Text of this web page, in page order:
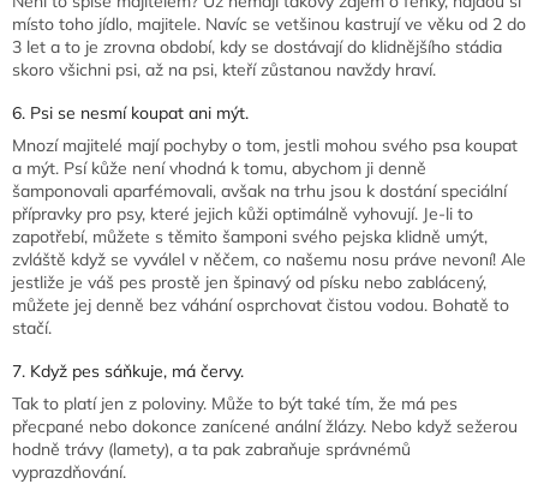
místo toho jídlo, majitele. Navíc se vetšinou kastrují ve věku od 2 do
3 let a to je zrovna období, kdy se dostávají do klidnějšího stádia
skoro všichni psi, až na psi, kteří zůstanou navždy hraví.
6. Psi se nesmí koupat ani mýt.
Mnozí majitelé mají pochyby o tom, jestli mohou svého psa koupat
a mýt. Psí kůže není vhodná k tomu, abychom ji denně
šamponovali aparfémovali, avšak na trhu jsou k dostání speciální
přípravky pro psy, které jejich kůži optimálně vyhovují. Je-li to
zapotřebí, můžete s těmito šamponi svého pejska klidně umýt,
zvláště když se vyválel v něčem, co našemu nosu práve nevoní! Ale
jestliže je váš pes prostě jen špinavý od písku nebo zablácený,
můžete jej denně bez váhání osprchovat čistou vodou. Bohatě to
stačí.
7. Když pes sáňkuje, má červy.
Tak to platí jen z poloviny. Může to být také tím, že má pes
přecpané nebo dokonce zanícené anální žlázy. Nebo když sežerou
hodně trávy (lamety), a ta pak zabraňuje správnémů
vyprazdňování.